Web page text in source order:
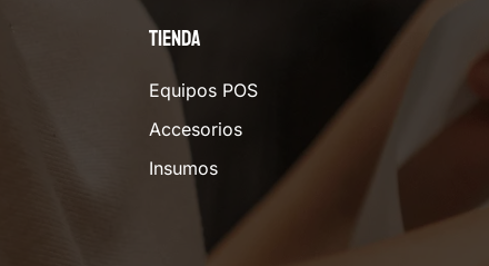
Tienda
Equipos POS
Accesorios
Insumos